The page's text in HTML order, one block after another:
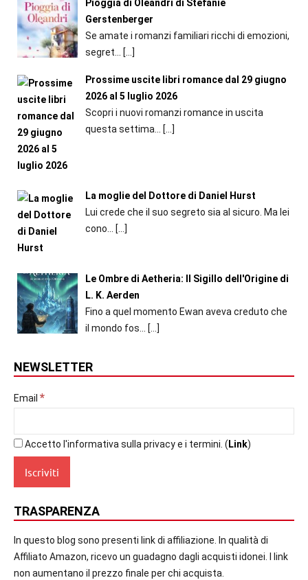
Pioggia di Oleandri di Stefanie
Gerstenberger
Se amate i romanzi familiari ricchi di emozioni,
segret...
[…]
Prossime uscite libri romance dal 29 giugno
2026 al 5 luglio 2026
Scopri i nuovi romanzi romance in uscita
questa settima... […]
La moglie del Dottore di Daniel Hurst
Lui crede che il suo segreto sia al sicuro. Ma lei
cono...
[…]
Le Ombre di Aetheria: Il Sigillo dell'Origine di
L. K. Aerden
Fino a quel momento Ewan aveva creduto che
il mondo fos...
[…]
NEWSLETTER
Email *
Accetto l'informativa sulla privacy e i termini. ( Link)
TRASPARENZA
In questo blog sono presenti link di affiliazione. In qualità di
Affiliato Amazon, ricevo un guadagno dagli acquisti idonei. I link
non aumentano il prezzo finale per chi acquista.